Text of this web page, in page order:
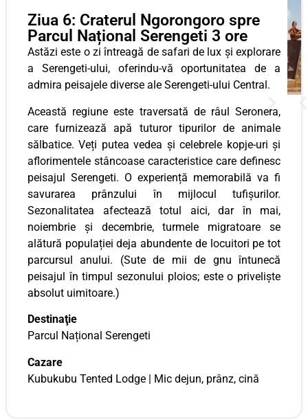
Ziua 6: Craterul Ngorongoro spre
Parcul Național Serengeti 3 ore
Astăzi este o zi întreagă de safari de lux și explorare
a Serengeti-ului, oferindu-vă oportunitatea de a
admira peisajele diverse ale Serengeti-ului Central.
Această regiune este traversată de râul Seronera,
care furnizează apă tuturor tipurilor de animale
sălbatice. Veți putea vedea și celebrele kopje-uri și
aflorimentele stâncoase caracteristice care definesc
peisajul Serengeti. O experiență memorabilă va fi
savurarea prânzului în mijlocul tufișurilor.
Sezonalitatea afectează totul aici, dar în mai,
noiembrie și decembrie, turmele migratoare se
alătură populației deja abundente de locuitori pe tot
parcursul anului. (Sute de mii de gnu întunecă
peisajul în timpul sezonului ploios; este o priveliște
absolut uimitoare.)
Destinaţie
Parcul Național Serengeti
Cazare
Kubukubu Tented Lodge | Mic dejun, prânz, cină